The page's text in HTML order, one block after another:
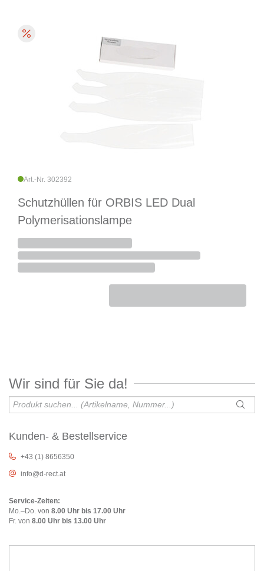
Art.-Nr. 302392
Schutzhüllen für ORBIS LED Dual
Polymerisationslampe
Wir sind für Sie da!
Kunden- & Bestellservice
+43 (1) 8656350
info@d-rect.at
Service-Zeiten:
Mo.–Do. von 8.00 Uhr bis 17.00 Uhr
Fr. von 8.00 Uhr bis 13.00 Uhr